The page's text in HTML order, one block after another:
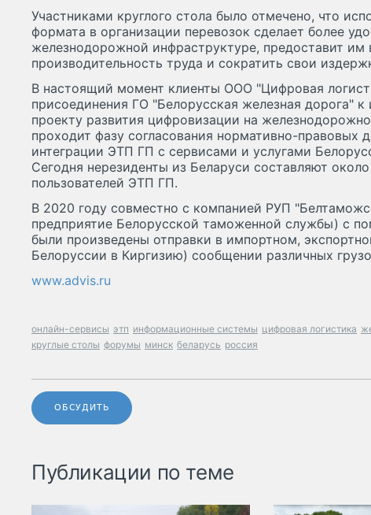
Участниками круглого стола было отмечено, что
формата в организации перевозок сделает более
железнодорожной инфраструктуре, предоставит им
производительность труда и сократить свои
В настоящий момент клиенты ООО "Цифровая
присоединения ГО "Белорусская железная дорога"
проекту развития цифровизации на
проходит фазу согласования нормативно-правовых
интеграции ЭТП ГП с сервисами и услугами
Сегодня нерезиденты из Беларуси составляют
пользователей ЭТП ГП.
В 2020 году совместно с компанией РУП
предприятие Белорусской таможенной службы) с
были произведены отправки в импортном,
Белоруссии в Киргизию) сообщении различных
www.advis.ru
онлайн-сервисы этп информационные системы цифровая логистика
круглые столы форумы минск беларусь россия
ОБСУДИТЬ
Публикации по теме